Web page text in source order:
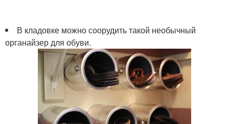
В кладовке можно соорудить такой необычный
органайзер для обуви.